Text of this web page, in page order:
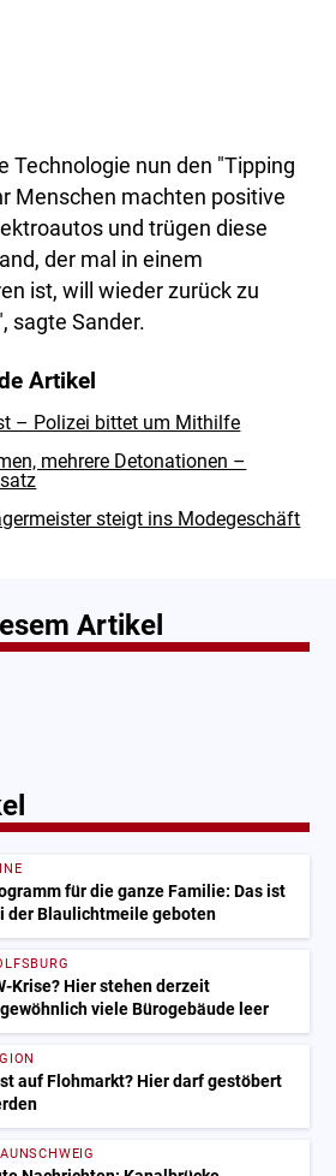
Technologie nun den "Tipping
Menschen machten positive
und trügen diese
der mal in einem
ist, will wieder zurück zu
sagte Sander.
Artikel
– Polizei bittet um Mithilfe
mehrere Detonationen –
steigt ins Modegeschäft
Artikel
für die ganze Familie: Das ist
der Blaulichtmeile geboten
Krise? Hier stehen derzeit
viele Bürogebäude leer
auf Flohmarkt? Hier darf gestöbert